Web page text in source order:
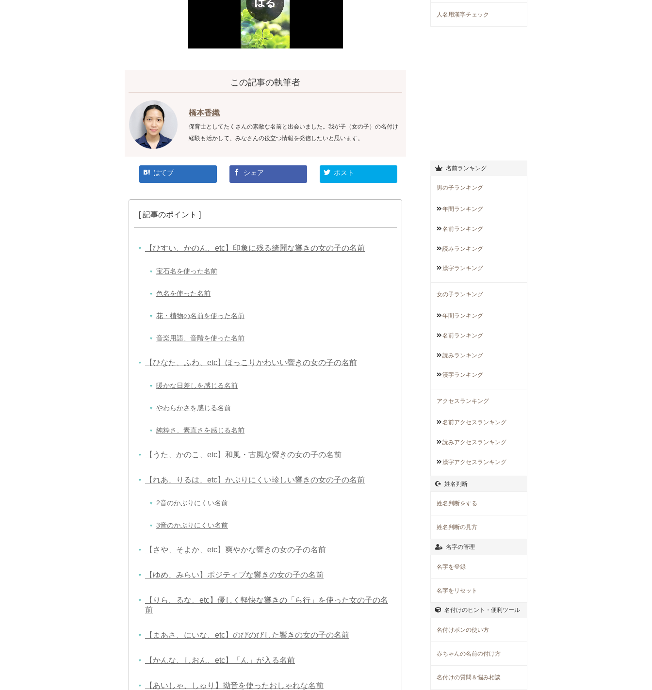
この記事の執筆者
橋本香織
保育士としてたくさんの素敵な名前と出会いました。我が子（女の子）の名付け
経験も活かして、みなさんの役立つ情報を発信したいと思います。
はてブ シェア ポスト
【ひすい、かのん、etc】印象に残る綺麗な響きの女の子の名前
宝石名を使った名前
色名を使った名前
花・植物の名前を使った名前
音楽用語、音階を使った名前
【ひなた、ふわ、etc】ほっこりかわいい響きの女の子の名前
暖かな日差しを感じる名前
やわらかさを感じる名前
純粋さ、素直さを感じる名前
【うた、かのこ、etc】和風・古風な響きの女の子の名前
【れあ、りるは、etc】かぶりにくい珍しい響きの女の子の名前
2音のかぶりにくい名前
3音のかぶりにくい名前
【さや、そよか、etc】爽やかな響きの女の子の名前
【ゆめ、みらい】ポジティブな響きの女の子の名前
【りら、るな、etc】優しく軽快な響きの「ら行」を使った女の子の名
前
【まあさ、にいな、etc】のびのびした響きの女の子の名前
【かんな、しおん、etc】「ん」が入る名前
【あいしゃ、しゅり】拗音を使ったおしゃれな名前
人名用漢字チェック
名前ランキング
男の子ランキング
年間 ランキング
名前ランキング
読みランキング
漢字ランキング
女の子ランキング
年間 ランキング
名前ランキング
読みランキング
漢字ランキング
アクセスランキング
名前アクセスランキング
読みアクセスランキング
漢字アクセス ランキング
姓名判断
姓名判断をする
姓名判断の見方
名字の管理
名字を登録
名字をリセット
名付けのヒント・便利ツール
名付けポンの使い方
赤ちゃんの名前の付け方
名付けの質問＆悩み相談